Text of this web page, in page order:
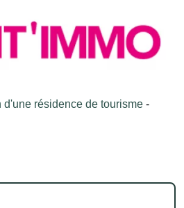
résidence de tourisme -